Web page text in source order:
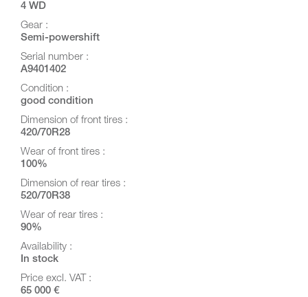
4 WD
Gear :
Semi-powershift
Serial number :
A9401402
Condition :
good condition
Dimension of front tires :
420/70R28
Wear of front tires :
100%
Dimension of rear tires :
520/70R38
Wear of rear tires :
90%
Availability :
In stock
Price excl. VAT :
65 000 €